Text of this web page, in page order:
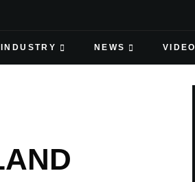
INDUSTRY NEWS VIDEO